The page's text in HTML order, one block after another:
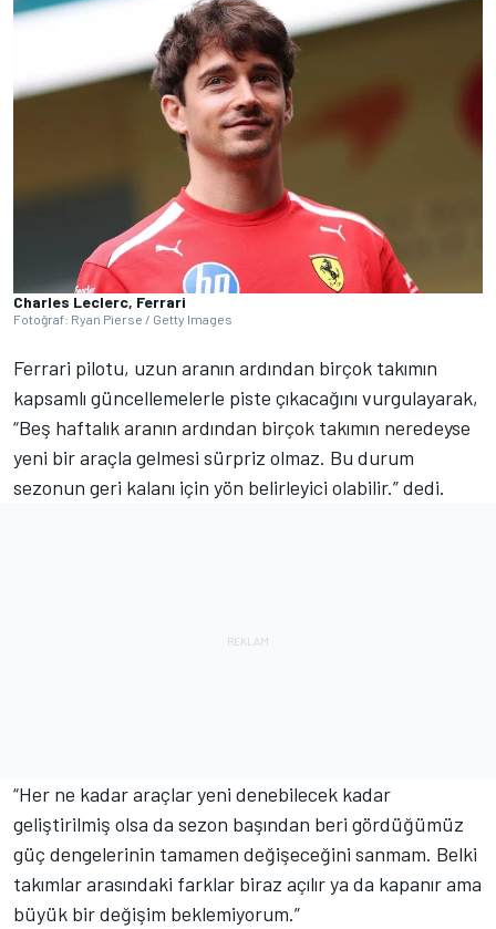
Charles Leclerc, Ferrari
Fotoğraf: Ryan Pierse / Getty Images
Ferrari pilotu, uzun aranın ardından birçok takımın
kapsamlı güncellemelerle piste çıkacağını vurgulayarak,
“Beş haftalık aranın ardından birçok takımın neredeyse
yeni bir araçla gelmesi sürpriz olmaz. Bu durum
sezonun geri kalanı için yön belirleyici olabilir.” dedi.
“Her ne kadar araçlar yeni denebilecek kadar
geliştirilmiş olsa da sezon başından beri gördüğümüz
güç dengelerinin tamamen değişeceğini sanmam. Belki
takımlar arasındaki farklar biraz açılır ya da kapanır ama
büyük bir değişim beklemiyorum.”